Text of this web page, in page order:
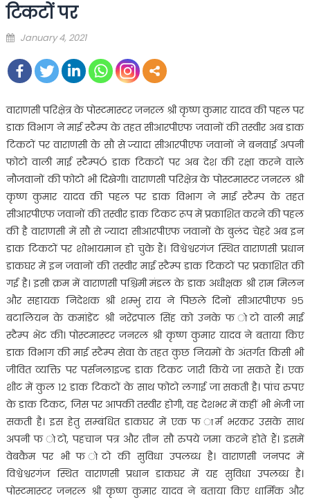
टिकटों पर
Posted
January 4, 2021
वाराणसी परिक्षेत्र के पोस्टमास्टर जनरल श्री कृष्ण कुमार यादव की पहल पर
डाक विभाग ने माई स्टैम्प के तहत सीआरपीएफ जवानों की तस्वीर अब डाक
टिकटों पर वाराणसी के सौ से ज्यादा सीआरपीएफ जवानों ने बनवाई अपनी
फोटो वाली माई स्टैम्पÓ डाक टिकटों पर अब देश की रक्षा करने वाले
नौजवानों की फोटो भी दिखेगी। वाराणसी परिक्षेत्र के पोस्टमास्टर जनरल श्री
कृष्ण कुमार यादव की पहल पर डाक विभाग ने माई स्टैम्प के तहत
सीआरपीएफ जवानों की तस्वीर डाक टिकट रूप में प्रकाशित करने की पहल
की है वाराणसी में सौ से ज्यादा सीआरपीएफ जवानों के बुलंद चेहरे अब इन
डाक टिकटों पर शोभायमान हो चुके हैं। विश्वेश्वरगंज स्थित वाराणसी प्रधान
डाकघर में इन जवानों की तस्वीर माई स्टैम्प डाक टिकटों पर प्रकाशित की
गई है। इसी क्रम में वाराणसी पश्चिमी मंडल के डाक अधीक्षक श्री राम मिलन
और सहायक निदेशक श्री शम्भु राय ने पिछले दिनों सीआरपीएफ ९५
बटालियन के कमांडेंट श्री नरेंद्रपाल सिंह को उनके फ ोटो वाली माई
स्टैम्प भेंट की। पोस्टमास्टर जनरल श्री कृष्ण कुमार यादव ने बताया किए
डाक विभाग की माई स्टैम्प सेवा के तहत कुछ नियमों के अंतर्गत किसी भी
जीवित व्यक्ति पर पर्सनलाइज्ड डाक टिकट जारी किये जा सकते हैं। एक
शीट में कुल १२ डाक टिकटों के साथ फोटो लगाई जा सकती है। पांच रुपए
के डाक टिकट, जिस पर आपकी तस्वीर होगी, वह देशभर में कहीं भी भेजी जा
सकती है। इस हेतु सम्बंधित डाकघर में एक फ ार्म भरकर उसके साथ
अपनी फ ोटो, पहचान पत्र और तीन सौ रुपये जमा करने होते हैं। इसमें
वेबकैम पर भी फ ोटो की सुविधा उपलब्ध है। वाराणसी जनपद में
विश्वेश्वरगंज स्थित वाराणसी प्रधान डाकघर में यह सुविधा उपलब्ध है।
पोस्टमास्टर जनरल श्री कृष्ण कुमार यादव ने बताया किए धार्मिक और